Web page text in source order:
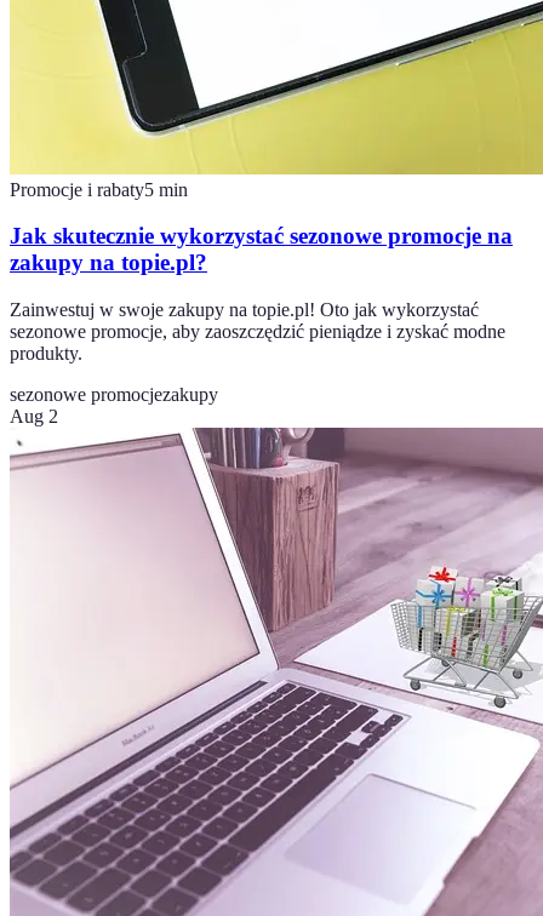
Promocje i rabaty5 min
Jak skutecznie wykorzystać sezonowe promocje na
zakupy na topie.pl?
Zainwestuj w swoje zakupy na topie.pl! Oto jak wykorzystać
sezonowe promocje, aby zaoszczędzić pieniądze i zyskać modne
produkty.
sezonowe promocjezakupy
Aug 2